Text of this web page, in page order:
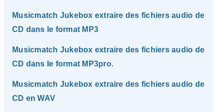
Musicmatch Jukebox extraire des fichiers audio de
CD dans le format MP3
Musicmatch Jukebox extraire des fichiers audio de
CD dans le format MP3pro.
Musicmatch Jukebox extraire des fichiers audio de
CD en WAV